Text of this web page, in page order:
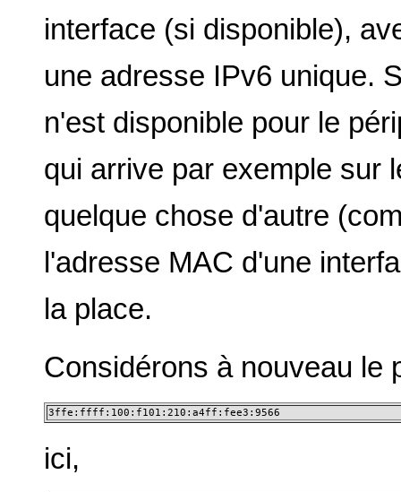
interface (si disponible),
une adresse IPv6 unique.
n'est disponible pour le
qui arrive par exemple sur
quelque chose d'autre
l'adresse MAC d'une
la place.
Considérons à nouveau le
3ffe:ffff:100:f101:210:a4ff:fee3:9566
ici,